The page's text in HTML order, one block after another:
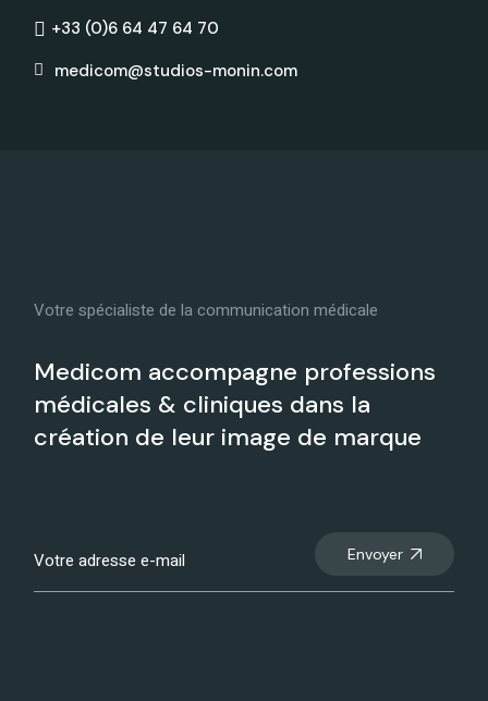
+33 (0)6 64 47 64 70
medicom@studios-monin.com
Votre spécialiste de la communication médicale
Medicom accompagne professions
médicales & cliniques dans la
création de leur image de marque
Envoyer